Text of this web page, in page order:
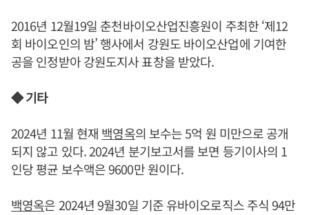
2016년 12월19일 춘천바이오산업진흥원이 주최한 ‘제12
회 바이오인의 밤’ 행사에서 강원도 바이오산업에 기여한
공을 인정받아 강원도지사 표창을 받았다.
◆ 기타
2024년 11월 현재 백영옥의 보수는 5억 원 미만으로 공개
되지 않고 있다. 2024년 분기보고서를 보면 등기이사의 1
인당 평균 보수액은 9600만 원이다.
백영옥은 2024년 9월30일 기준 유바이오로직스 주식 94만